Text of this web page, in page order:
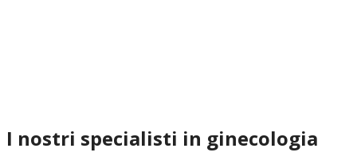
I nostri specialisti in ginecologia